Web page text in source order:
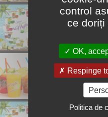
STRAWBERRY
VIRGIN
VIRGIN MOJITO
WHISKEY
control
ce doriți
OK,
Respinge
Politica de